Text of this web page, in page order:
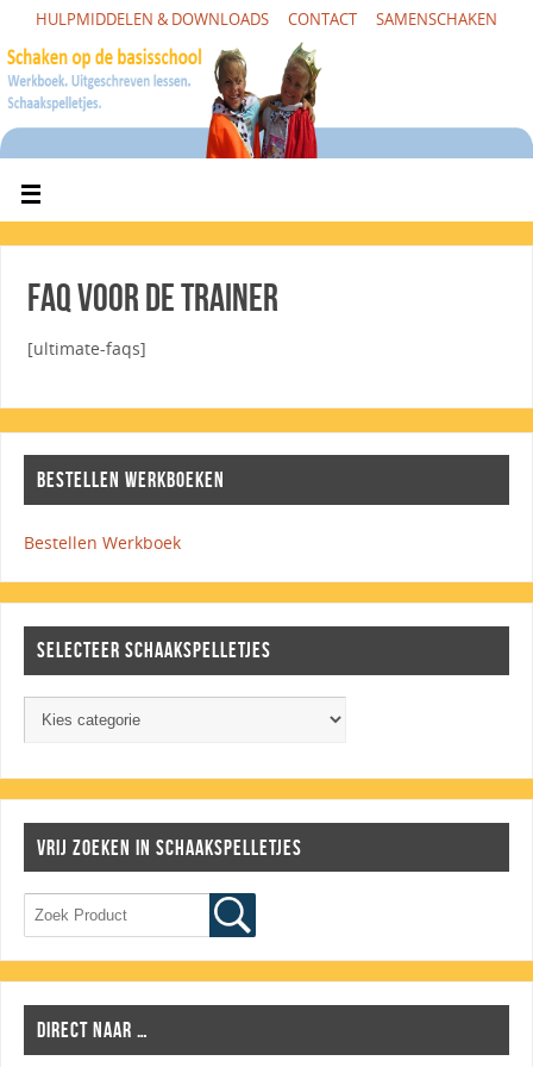
HULPMIDDELEN & DOWNLOADS CONTACT SAMENSCHAKEN
FAQ voor de trainer
[ultimate-faqs]
BESTELLEN WERKBOEKEN
Bestellen Werkboek
SELECTEER SCHAAKSPELLETJES
VRIJ ZOEKEN IN SCHAAKSPELLETJES
DIRECT NAAR …